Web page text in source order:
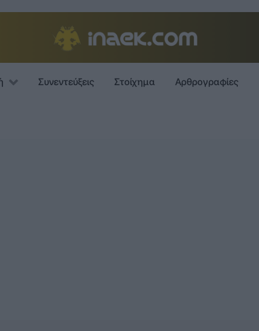
Συνεντεύξεις Στοίχημα Αρθρογραφίες